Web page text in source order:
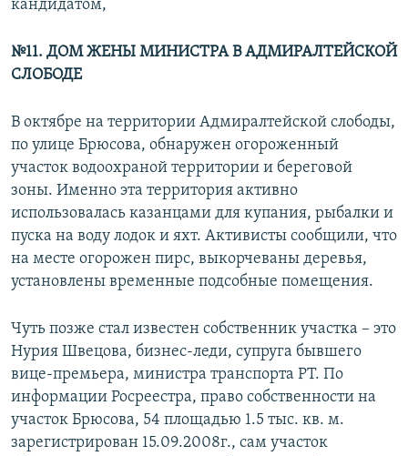
кандидатом,
№11. ДОМ ЖЕНЫ МИНИСТРА В АДМИРАЛТЕЙСКОЙ
СЛОБОДЕ
В октябре на территории Адмиралтейской слободы,
по улице Брюсова, обнаружен огороженный
участок водоохраной территории и береговой
зоны. Именно эта территория активно
использовалась казанцами для купания, рыбалки и
пуска на воду лодок и яхт. Активисты сообщили, что
на месте огорожен пирс, выкорчеваны деревья,
установлены временные подсобные помещения.
Чуть позже стал известен собственник участка – это
Нурия Швецова, бизнес-леди, супруга бывшего
вице-премьера, министра транспорта РТ. По
информации Росреестра, право собственности на
участок Брюсова, 54 площадью 1.5 тыс. кв. м.
зарегистрирован 15.09.2008г., сам участок